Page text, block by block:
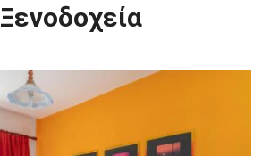
Ξενοδοχεία